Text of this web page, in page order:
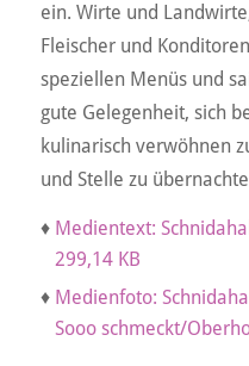
ein. Wirte und
Fleischer und
speziellen Menüs und
gute Gelegenheit, sich
kulinarisch verwöhnen
und Stelle zu
♦ Medientext:
299,14 KB
♦ Medienfoto:
Sooo schmeckt/